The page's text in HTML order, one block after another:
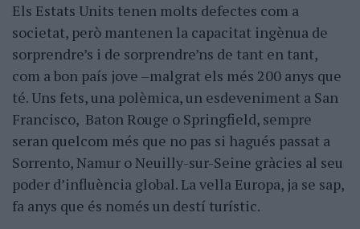
Els Estats Units tenen molts defectes com a
societat, però mantenen la capacitat ingènua de
sorprendre’s i de sorprendre’ns de tant en tant,
com a bon país jove –malgrat els més 200 anys que
té. Uns fets, una polèmica, un esdeveniment a San
Francisco, Baton Rouge o Springfield, sempre
seran quelcom més que no pas si hagués passat a
Sorrento, Namur o Neuilly-sur-Seine gràcies al seu
poder d’influència global. La vella Europa, ja se sap,
fa anys que és només un destí turístic.